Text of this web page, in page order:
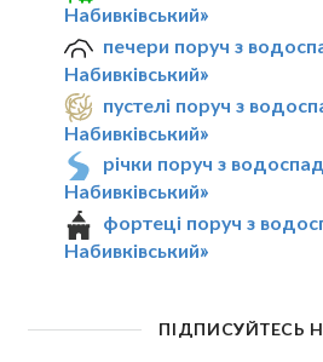
Набивківський»
печери поруч з
Набивківський»
пустелі поруч з
Набивківський»
річки поруч з
Набивківський»
фортеці поруч з
Набивківський»
ПІДПИСУЙТЕСЬ